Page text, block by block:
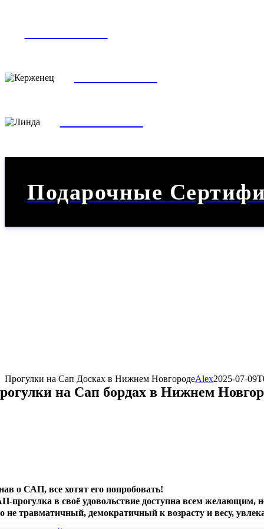
Подарочные
Прогулки на Сап Досках в Нижнем НовгородеAlex2025-07-
на Cап бордах в Нижнем
о САП, все хотят его попробовать!
прогулка в своё удовольствие доступна всем желающим,
не травматичный, демократичный к возрасту и весу,